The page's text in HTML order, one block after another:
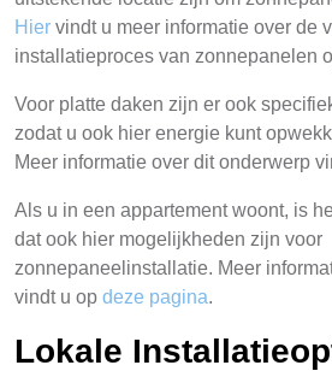
Hier vindt u meer informatie over de
installatieproces van zonnepanelen
Voor platte daken zijn er ook
zodat u ook hier energie kunt
Meer informatie over dit onderwerp
Als u in een appartement woont, is
dat ook hier mogelijkheden zijn voor
zonnepaneelinstallatie. Meer
vindt u op deze pagina.
Lokale